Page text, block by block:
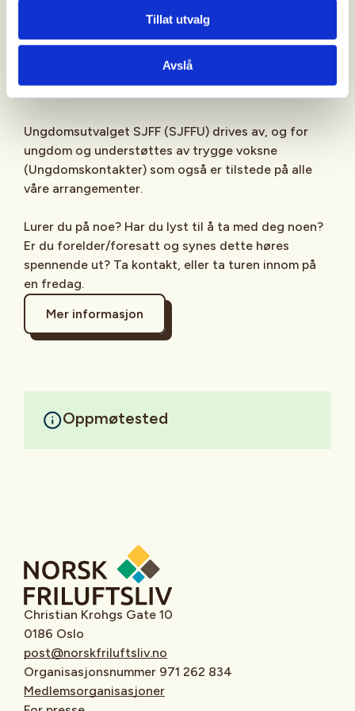
Tillat utvalg
Avslå
SJFFUpå Instagram
TikTokog vår egenpodcastpå din favoritt-
Ungdomsutvalget SJFF (SJFFU) drives av, og for
ungdom og understøttes av trygge voksne
(Ungdomskontakter) som også er tilstede på alle
våre arrangementer.
Lurer du på noe? Har du lyst til å ta med deg noen?
Er du forelder/foresatt og synes dette høres
spennende ut? Ta kontakt, eller ta turen innom på
en fredag.
Mer informasjon
Oppmøtested
Christian Krohgs Gate 10
0186 Oslo
post@norskfriluftsliv.no
Organisasjonsnummer 971 262 834
Medlemsorganisasjoner